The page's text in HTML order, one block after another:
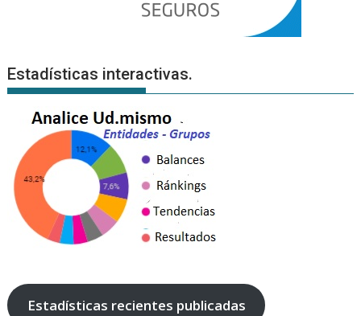
Estadísticas interactivas.
Estadísticas recientes publicadas